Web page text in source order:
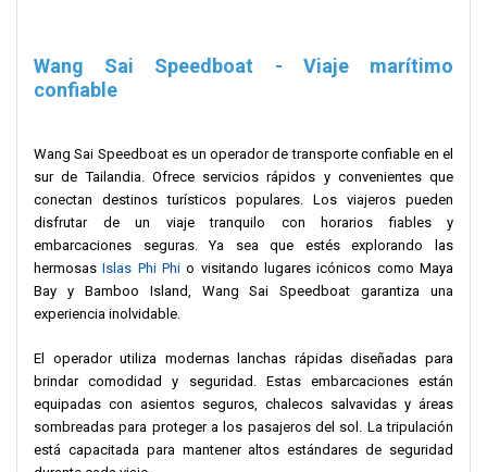
mientras el barco rápido pasa por la zona.
Isla Bamboo –
lejos de las concurridas zonas turísticas. Los viajeros pueden
nadar, tomar el sol o simplemente relajarse en la playa virgen
mientras disfrutan del hermoso entorno natural.
Parque Nacional Phi Phi –
Muchas de las islas que visitarás
forman parte del Parque Nacional Hat Noppharat Thara-Mu Ko
Phi Phi, un área protegida que preserva la impresionante belleza
natural de la región. Se alienta a los visitantes a respetar las
y fomentar el turismo sostenible.
Consejos LiVa
Llega temprano al Muelle Wang Sai para garantizar un registro
Wang Sai Speedboat - Viaje marítimo
confiable
Wang Sai Speedboat es un operador de transporte confiable en el
sur de Tailandia. Ofrece servicios rápidos y convenientes que
conectan destinos turísticos populares. Los viajeros pueden
disfrutar de un viaje tranquilo con horarios fiables y
embarcaciones seguras. Ya sea que estés explorando las
hermosasIslas Phi Phi o visitando lugares icónicos como Maya
Bay y Bamboo Island, Wang Sai Speedboat garantiza una
experiencia inolvidable.
El operador utiliza modernas lanchas rápidas diseñadas para
brindar comodidad y seguridad. Estas embarcaciones están
equipadas con asientos seguros, chalecos salvavidas y áreas
sombreadas para proteger a los pasajeros del sol. La tripulación
está capacitada para mantener altos estándares de seguridad